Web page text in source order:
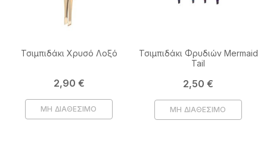
Τσιμπιδάκι Χρυσό Λοξό
Τιμή
2,90 €
ΜΗ ΔΙΑΘΕΣΙΜΟ
Τσιμπιδάκι Φρυδιών Mermaid
Tail
Τιμή
2,50 €
ΜΗ ΔΙΑΘΕΣΙΜΟ